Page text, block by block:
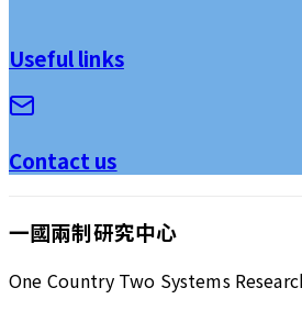
Useful links
Contact us
一國兩制研究中心
One Country Two Systems